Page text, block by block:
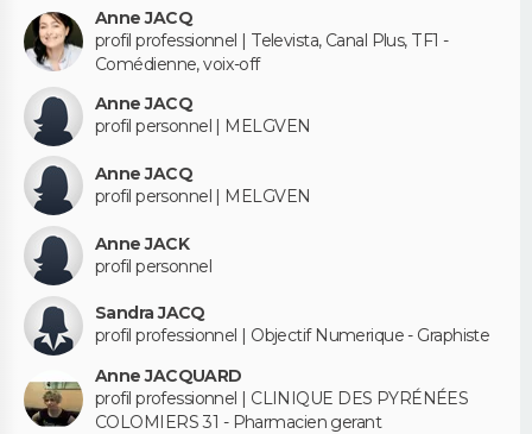
Anne JACQ
profil professionnel | Televista, Canal Plus, TF1 -
Comédienne, voix-off
Anne JACQ
profil personnel | MELGVEN
Anne JACQ
profil personnel | MELGVEN
Anne JACK
profil personnel
Sandra JACQ
profil professionnel | Objectif Numerique - Graphiste
Anne JACQUARD
profil professionnel | CLINIQUE DES PYRÉNÉES
COLOMIERS 31 - Pharmacien gerant